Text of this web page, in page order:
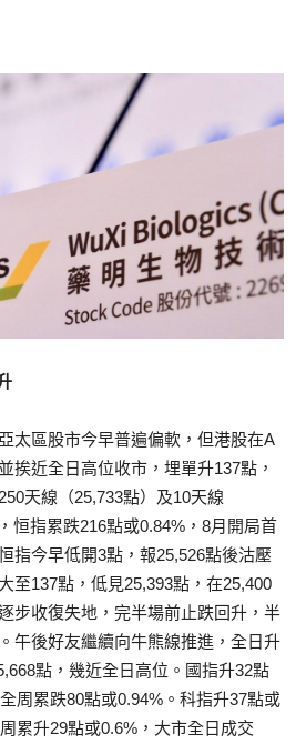
太區股市今早普遍偏軟，但港股在A
挨近全日高位收市，埋單升137點，
天線（25,733點）及10天線
恒指累跌216點或0.84%，8月開局首
指今早低開3點，報25,526點後沽壓
至137點，低見25,393點，在25,400
步收復失地，完半場前止跌回升，半
午後好友繼續向牛熊線推進，全日升
點，幾近全日高位。國指升32點
周累跌80點或0.94%。科指升37點或
累升29點或0.6%，大市全日成交